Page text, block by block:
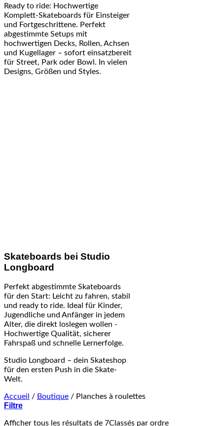
Ready to ride: Hochwertige
Komplett-Skateboards für Einsteiger
und Fortgeschrittene. Perfekt
abgestimmte Setups mit
hochwertigen Decks, Rollen, Achsen
und Kugellager – sofort einsatzbereit
für Street, Park oder Bowl. In vielen
Designs, Größen und Styles.
Skateboards bei Studio
Longboard
Perfekt abgestimmte Skateboards
für den Start: Leicht zu fahren, stabil
und ready to ride. Ideal für Kinder,
Jugendliche und Anfänger in jedem
Alter, die direkt loslegen wollen -
Hochwertige Qualität, sicherer
Fahrspaß und schnelle Lernerfolge.
Studio Longboard – dein Skateshop
für den ersten Push in die Skate-
Welt.
Accueil / Boutique / Planches à roulettes
Filtre
Afficher tous les résultats de 7Classés par ordre